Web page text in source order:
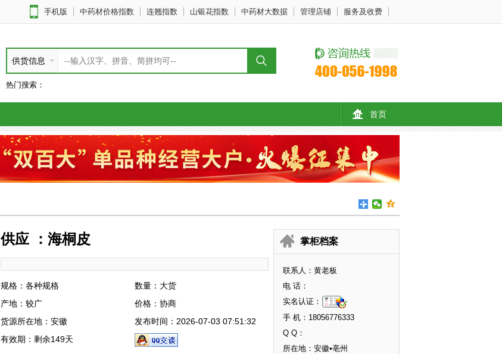
手机版 中药材价格指数 连翘指数 山银花指数 中药材大数据 管理店铺 服务及收费
供货信息
热门搜索：
首页
供应 ：海桐皮
规格：各种规格
数量：大货
产地：较广
价格：协商
货源所在地：安徽
发布时间：2026-07-03 07:51:32
有效期：剩余149天
掌柜档案
联系人：黄老板
电 话：
实名认证：
手 机：18056776333
Q Q：
所在地：安徽•亳州